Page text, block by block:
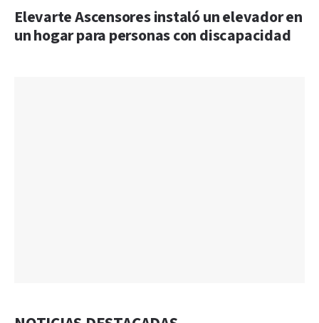
Elevarte Ascensores instaló un elevador en
un hogar para personas con discapacidad